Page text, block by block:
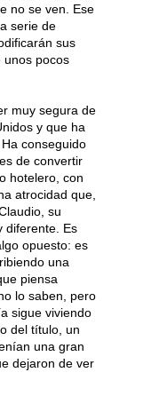
no se ven. Ese
serie de
sus
unos pocos
muy segura de
y que ha
conseguido
de convertir
hotelero, con
atrocidad que,
su
diferente. Es
opuesto: es
una
piensa
lo saben, pero
sigue viviendo
del título, un
una gran
dejaron de ver